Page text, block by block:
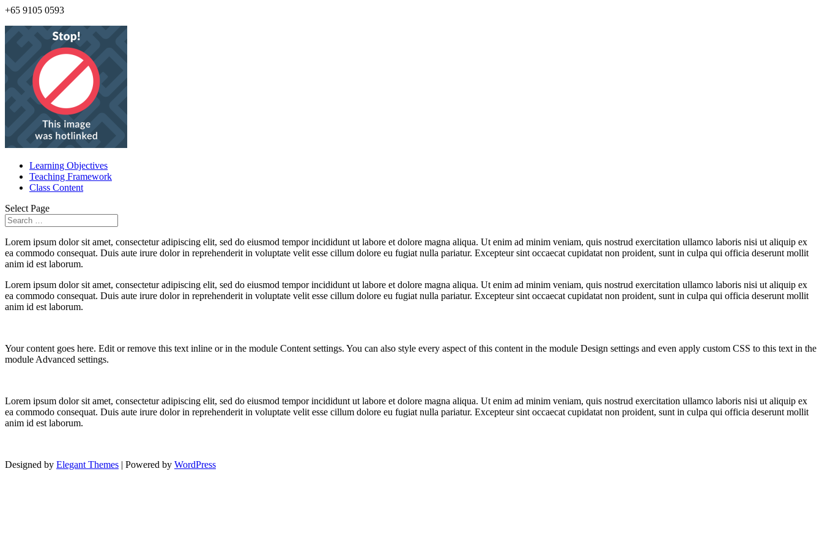
+65 9105 0593
Learning Objectives
Teaching Framework
Class Content
Select Page
Lorem ipsum dolor sit amet, consectetur adipiscing elit, sed do eiusmod tempor incididunt ut labore et dolore magna aliqua. Ut enim ad minim veniam, quis nostrud exercitation ullamco laboris nisi ut aliquip ex
ea commodo consequat. Duis aute irure dolor in reprehenderit in voluptate velit esse cillum dolore eu fugiat nulla pariatur. Excepteur sint occaecat cupidatat non proident, sunt in culpa qui officia deserunt mollit
anim id est laborum.
Lorem ipsum dolor sit amet, consectetur adipiscing elit, sed do eiusmod tempor incididunt ut labore et dolore magna aliqua. Ut enim ad minim veniam, quis nostrud exercitation ullamco laboris nisi ut aliquip ex
ea commodo consequat. Duis aute irure dolor in reprehenderit in voluptate velit esse cillum dolore eu fugiat nulla pariatur. Excepteur sint occaecat cupidatat non proident, sunt in culpa qui officia deserunt mollit
anim id est laborum.
Your content goes here. Edit or remove this text inline or in the module Content settings. You can also style every aspect of this content in the module Design settings and even apply custom CSS to this text in the
module Advanced settings.
Lorem ipsum dolor sit amet, consectetur adipiscing elit, sed do eiusmod tempor incididunt ut labore et dolore magna aliqua. Ut enim ad minim veniam, quis nostrud exercitation ullamco laboris nisi ut aliquip ex
ea commodo consequat. Duis aute irure dolor in reprehenderit in voluptate velit esse cillum dolore eu fugiat nulla pariatur. Excepteur sint occaecat cupidatat non proident, sunt in culpa qui officia deserunt mollit
anim id est laborum.
Designed by Elegant Themes | Powered by WordPress